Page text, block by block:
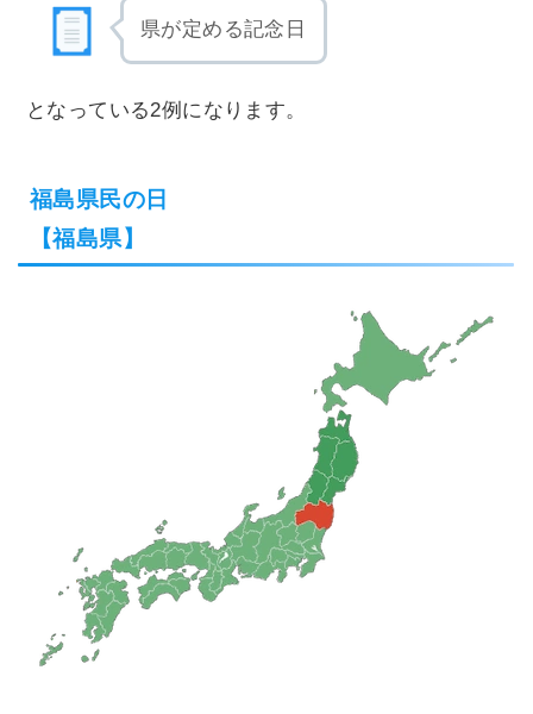
県が定める記念日
となっている2例になります。
福島県民の日
【福島県】